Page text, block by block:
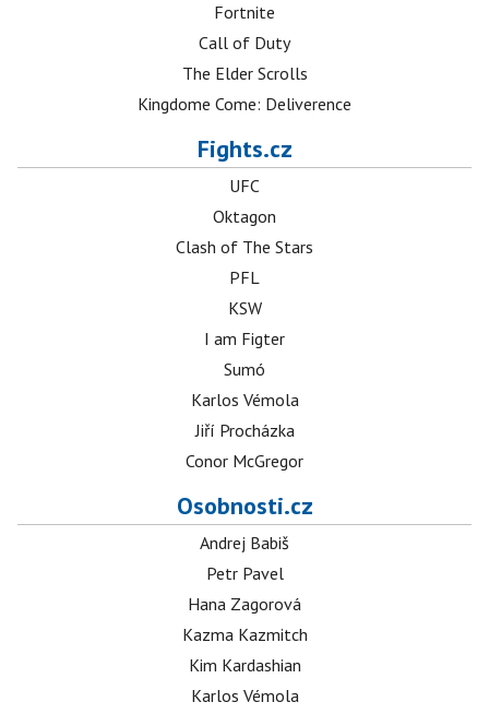
Fortnite
Call of Duty
The Elder Scrolls
Kingdome Come: Deliverence
Fights.cz
UFC
Oktagon
Clash of The Stars
PFL
KSW
I am Figter
Sumó
Karlos Vémola
Jiří Procházka
Conor McGregor
Osobnosti.cz
Andrej Babiš
Petr Pavel
Hana Zagorová
Kazma Kazmitch
Kim Kardashian
Karlos Vémola